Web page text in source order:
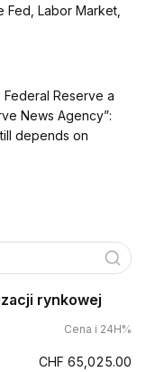
Fed, Labor Market,
Reserve a
News Agency”:
depends on
rynkowej
Cena i 24H%
CHF 65,025.00